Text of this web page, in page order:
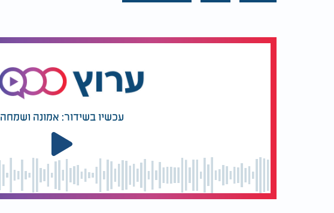
עכשיו בשידור: אמונה ושמחה